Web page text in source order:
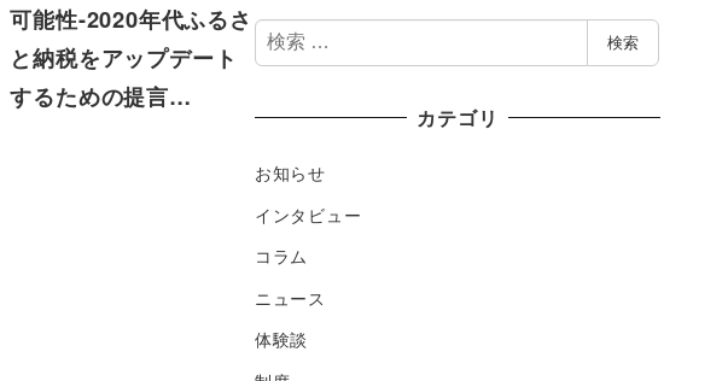
可能性-2020年代ふるさ
と納税をアップデート
するための提言…
検
索
検索
カテゴリ
お知らせ
インタビュー
コラム
ニュース
体験談